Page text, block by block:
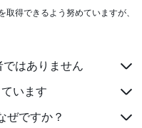
得できるよう努めていますが、
はありません
います
ぜですか？